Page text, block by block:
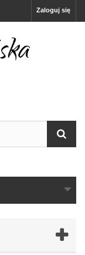
Zaloguj się